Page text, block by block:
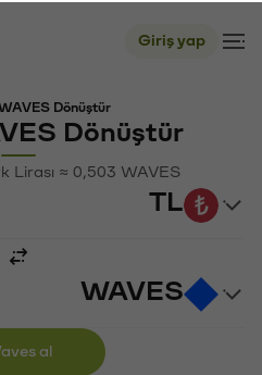
Giriş yap
Dönüştür
Dönüştür
Lirası ≈ 0,503 WAVES
TL
WAVES
al